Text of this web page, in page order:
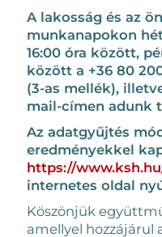
A lakosság és az
munkanapokon
16:00 óra között,
között a +36 80
(3-as mellék),
mail-címen adunk
Az adatgyűjtés
eredményekkel
https://
internetes oldal
Köszönjük
amellyel hozzájárul